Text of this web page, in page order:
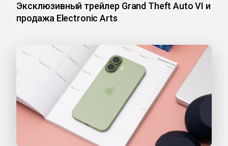
Эксклюзивный трейлер Grand Theft Auto VI и
продажа Electronic Arts